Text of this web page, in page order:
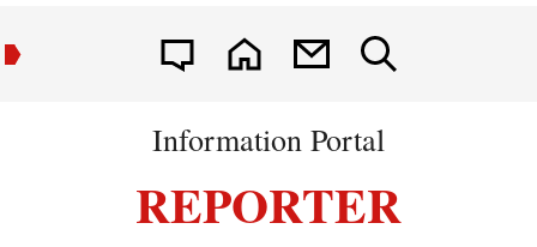
Information Portal
REPORTER